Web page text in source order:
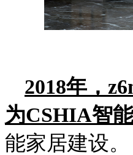
2018年
为CSHIA智
能家居建设。